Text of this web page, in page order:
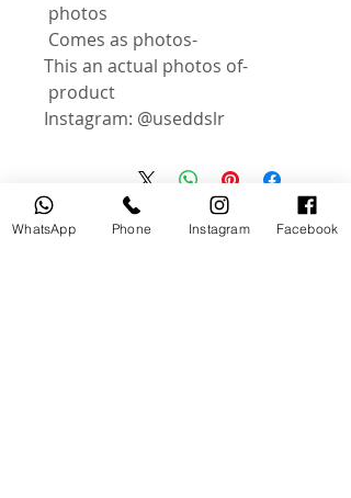
photos
-Comes as photos
-This an actual photos of
product
Instagram: @useddslr
منتجات ذات صلة WhatsApp Phone Instagram Facebook